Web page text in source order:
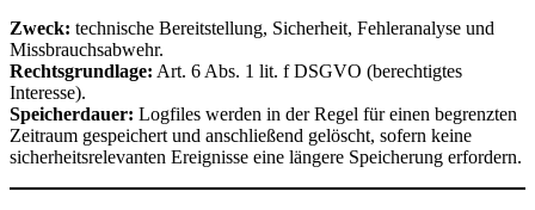
Zweck: technische Bereitstellung, Sicherheit, Fehleranalyse und
Missbrauchsabwehr.
Rechtsgrundlage: Art. 6 Abs. 1 lit. f DSGVO (berechtigtes
Interesse).
Speicherdauer: Logfiles werden in der Regel für einen begrenzten
Zeitraum gespeichert und anschließend gelöscht, sofern keine
sicherheitsrelevanten Ereignisse eine längere Speicherung erfordern.